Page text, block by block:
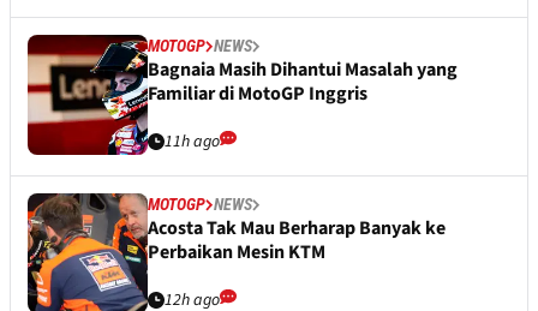
MOTOGP NEWS
Bagnaia Masih Dihantui Masalah yang
Familiar di MotoGP Inggris
11h ago
MOTOGP NEWS
Acosta Tak Mau Berharap Banyak ke
Perbaikan Mesin KTM
12h ago